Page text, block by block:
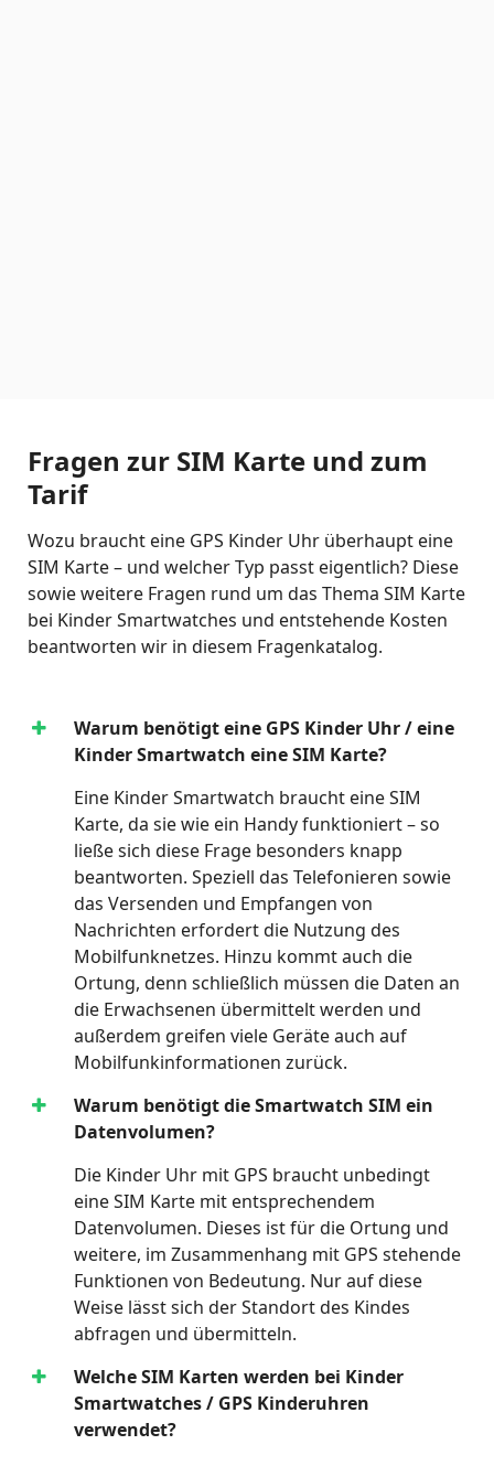
Fragen zur SIM Karte und zum
Tarif
Wozu braucht eine GPS Kinder Uhr überhaupt eine
SIM Karte – und welcher Typ passt eigentlich? Diese
sowie weitere Fragen rund um das Thema SIM Karte
bei Kinder Smartwatches und entstehende Kosten
beantworten wir in diesem Fragenkatalog.
Warum benötigt eine GPS Kinder Uhr / eine
Kinder Smartwatch eine SIM Karte?
Eine Kinder Smartwatch braucht eine SIM
Karte, da sie wie ein Handy funktioniert – so
ließe sich diese Frage besonders knapp
beantworten. Speziell das Telefonieren sowie
das Versenden und Empfangen von
Nachrichten erfordert die Nutzung des
Mobilfunknetzes. Hinzu kommt auch die
Ortung, denn schließlich müssen die Daten an
die Erwachsenen übermittelt werden und
außerdem greifen viele Geräte auch auf
Mobilfunkinformationen zurück.
Warum benötigt die Smartwatch SIM ein
Datenvolumen?
Die Kinder Uhr mit GPS braucht unbedingt
eine SIM Karte mit entsprechendem
Datenvolumen. Dieses ist für die Ortung und
weitere, im Zusammenhang mit GPS stehende
Funktionen von Bedeutung. Nur auf diese
Weise lässt sich der Standort des Kindes
abfragen und übermitteln.
Welche SIM Karten werden bei Kinder
Smartwatches / GPS Kinderuhren
verwendet?